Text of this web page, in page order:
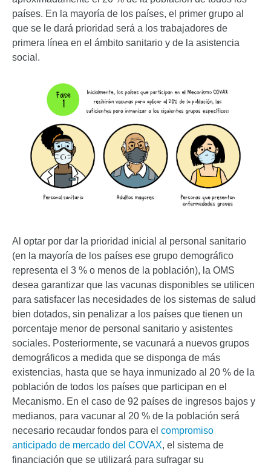
países. En la mayoría de los países, el primer grupo al
que se le dará prioridad será a los trabajadores de
primera línea en el ámbito sanitario y de la asistencia
social.
Al optar por dar la prioridad inicial al personal sanitario
(en la mayoría de los países ese grupo demográfico
representa el 3 % o menos de la población), la OMS
desea garantizar que las vacunas disponibles se utilicen
para satisfacer las necesidades de los sistemas de salud
bien dotados, sin penalizar a los países que tienen un
porcentaje menor de personal sanitario y asistentes
sociales. Posteriormente, se vacunará a nuevos grupos
demográficos a medida que se disponga de más
existencias, hasta que se haya inmunizado al 20 % de la
población de todos los países que participan en el
Mecanismo. En el caso de 92 países de ingresos bajos y
medianos, para vacunar al 20 % de la población será
necesario recaudar fondos para el compromiso
anticipado de mercado del COVAX, el sistema de
financiación que se utilizará para sufragar su